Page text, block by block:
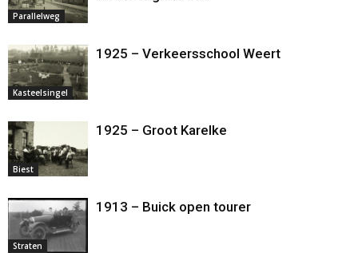
Parallelweg
Kasteelsingel
1925 – Verkeersschool Weert
Biest
1925 – Groot Karelke
Straten
1913 – Buick open tourer